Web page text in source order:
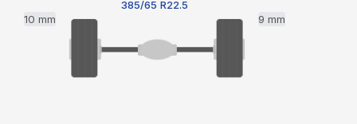
385/65 R22.5
10 mm
9 mm